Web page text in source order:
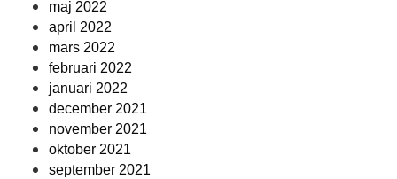
maj 2022
april 2022
mars 2022
februari 2022
januari 2022
december 2021
november 2021
oktober 2021
september 2021